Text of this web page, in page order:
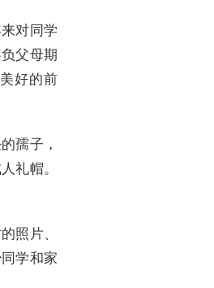
对同学
父母期
好的前
孺子，
礼帽。
照片、
学和家